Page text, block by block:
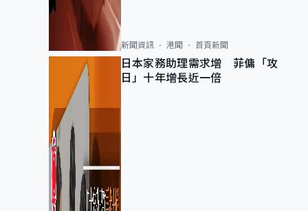
新聞資訊 港聞 首頁新聞
日本家務助理需求增 菲傭「攻
日」十年增長近一倍